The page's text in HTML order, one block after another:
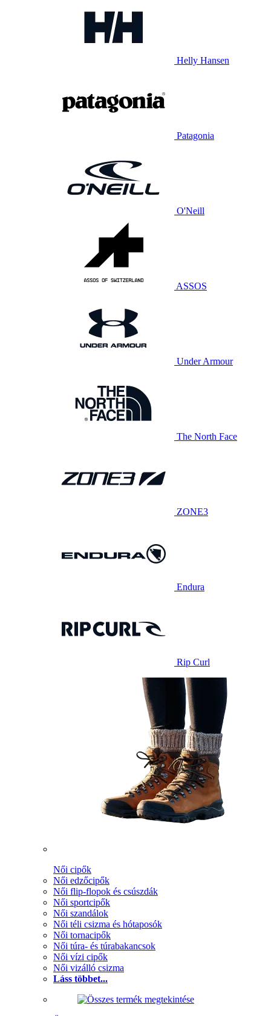
Helly Hansen
Patagonia
O'Neill
ASSOS
Under Armour
The North Face
ZONE3
Endura
Rip Curl
Női cipők
Női edzőcipők
Női flip-flopok és csúszdák
Női sportcipők
Női szandálok
Női téli csizma és hótaposók
Női tornacipők
Női túra- és túrabakancsok
Női vízi cipők
Női vizálló csizma
Láss többet...